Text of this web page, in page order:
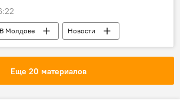
В Молдове
Новости
Майя Санду Аэропорт
Еще 20 материалов